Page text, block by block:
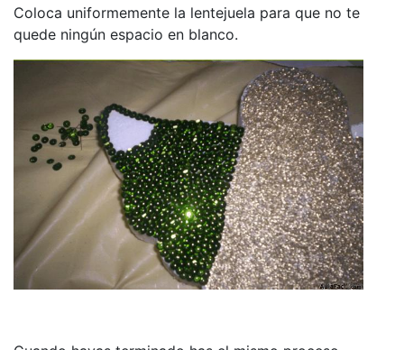
Coloca uniformemente la lentejuela para que no te
quede ningún espacio en blanco.